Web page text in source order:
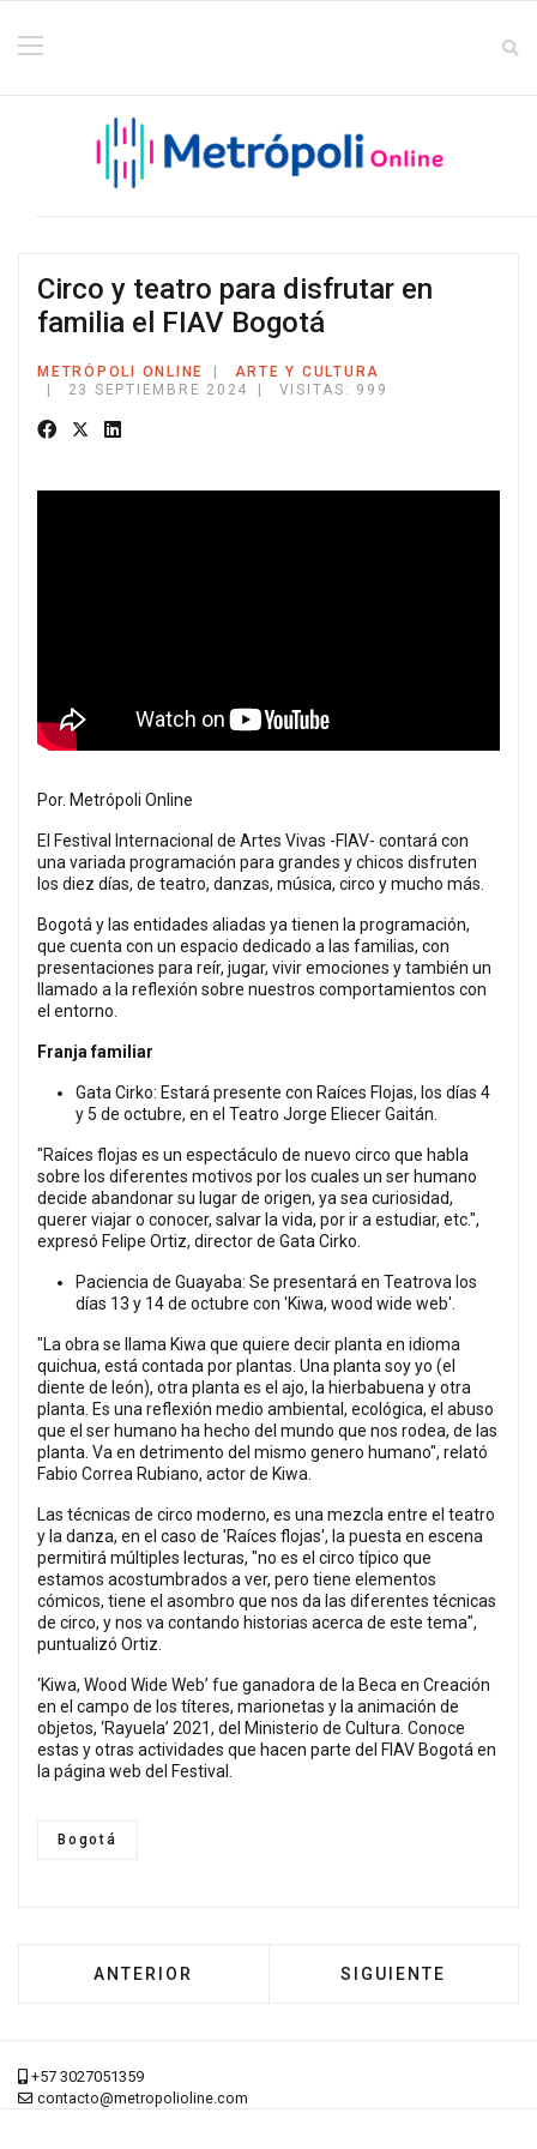
Circo y teatro para disfrutar en
familia el FIAV Bogotá
METRÓPOLI ONLINE
ARTE Y CULTURA
23 SEPTIEMBRE 2024
VISITAS: 999
Por. Metrópoli Online
El Festival Internacional de Artes Vivas -FIAV- contará con
una variada programación para grandes y chicos disfruten
los diez días, de teatro, danzas, música, circo y mucho más.
Bogotá y las entidades aliadas ya tienen la programación,
que cuenta con un espacio dedicado a las familias, con
presentaciones para reír, jugar, vivir emociones y también un
llamado a la reflexión sobre nuestros comportamientos con
el entorno.
Franja familiar
Gata Cirko: Estará presente con Raíces Flojas, los días 4
y 5 de octubre, en el Teatro Jorge Eliecer Gaitán.
"Raíces flojas es un espectáculo de nuevo circo que habla
sobre los diferentes motivos por los cuales un ser humano
decide abandonar su lugar de origen, ya sea curiosidad,
querer viajar o conocer, salvar la vida, por ir a estudiar, etc.",
expresó Felipe Ortiz, director de Gata Cirko.
Paciencia de Guayaba: Se presentará en Teatrova los
días 13 y 14 de octubre con 'Kiwa, wood wide web'.
"La obra se llama Kiwa que quiere decir planta en idioma
quichua, está contada por plantas. Una planta soy yo (el
diente de león), otra planta es el ajo, la hierbabuena y otra
planta. Es una reflexión medio ambiental, ecológica, el abuso
que el ser humano ha hecho del mundo que nos rodea, de las
planta. Va en detrimento del mismo genero humano", relató
Fabio Correa Rubiano, actor de Kiwa.
Las técnicas de circo moderno, es una mezcla entre el teatro
y la danza, en el caso de 'Raíces flojas', la puesta en escena
permitirá múltiples lecturas, "no es el circo típico que
estamos acostumbrados a ver, pero tiene elementos
cómicos, tiene el asombro que nos da las diferentes técnicas
de circo, y nos va contando historias acerca de este tema",
puntualizó Ortiz.
‘Kiwa, Wood Wide Web’ fue ganadora de la Beca en Creación
en el campo de los títeres, marionetas y la animación de
objetos, ‘Rayuela’ 2021, del Ministerio de Cultura. Conoce
estas y otras actividades que hacen parte del FIAV Bogotá en
la página web del Festival
Bogotá
ARTÍCULO ANTERIOR: MUÑECAS GIGANTES
ANTERIOR ARTÍCULO
SIGUIENTE
+57 3027051359
contacto@metropolioline.com